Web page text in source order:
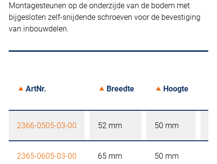
Montagesteunen op de onderzijde van de bodem met
bijgesloten zelf-snijdende schroeven voor de bevestiging
van inbouwdelen.
ArtNr. Breedte Hoogte
2366-0505-03-00 52 mm 50 mm
2365-0605-03-00 65 mm 50 mm